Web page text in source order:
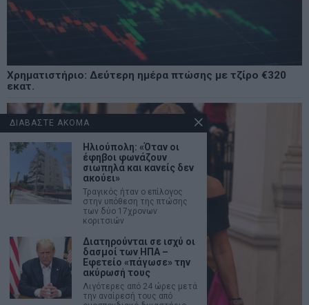
Χρηματιστήριο: Δεύτερη ημέρα πτώσης με τζίρο €320
εκατ.
ΔΙΑΒΑΣΤΕ ΑΚΟΜΑ
Ηλιούπολη: «Όταν οι
έφηβοι φωνάζουν
σιωπηλά και κανείς δεν
ακούει»
Τραγικός ήταν ο επίλογος
στην υπόθεση της πτώσης
των δύο 17χρονων
κοριτσιών
Διατηρούνται σε ισχύ οι
δασμοί των ΗΠΑ –
Εφετείο «πάγωσε» την
ακύρωσή τους
Λιγότερες από 24 ώρες μετά
την αναίρεσή τους από